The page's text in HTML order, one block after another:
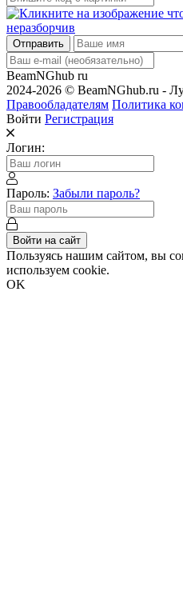
Отправить
BeamNGhub ru
2024-2026 © BeamNGhub.ru -
Правообладателям Политика
Войти Регистрация
Логин:
Пароль: Забыли пароль?
Войти на сайт
Пользуясь нашим сайтом, вы
используем cookie.
OK